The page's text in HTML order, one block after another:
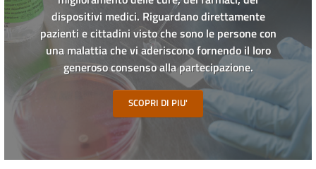
dispositivi medici. Riguardano direttamente
pazienti e cittadini visto che sono le persone con
una malattia che vi aderiscono fornendo il loro
generoso consenso alla partecipazione.
SCOPRI DI PIU'